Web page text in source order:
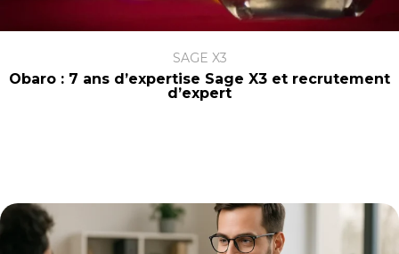
SAGE X3
Obaro : 7 ans d’expertise Sage X3 et recrutement
d’expert